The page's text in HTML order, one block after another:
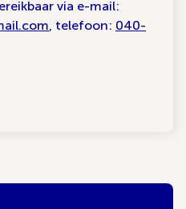
via e-mail:
, telefoon: 040-